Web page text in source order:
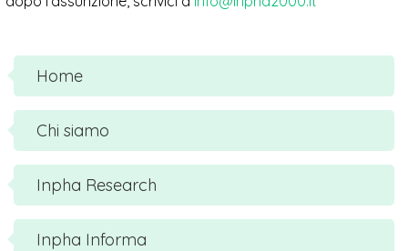
Home
Chi siamo
Inpha Research
Inpha Informa